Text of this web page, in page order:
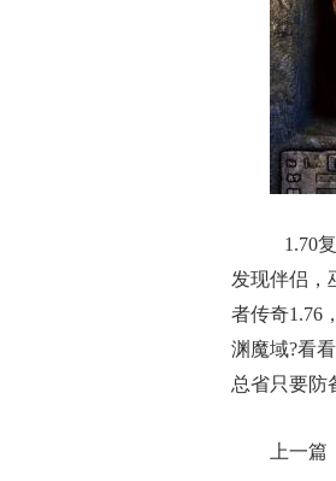
1.70
发现伴侣，
者传奇1.76
渊魔域?看
总省只要防
上一篇